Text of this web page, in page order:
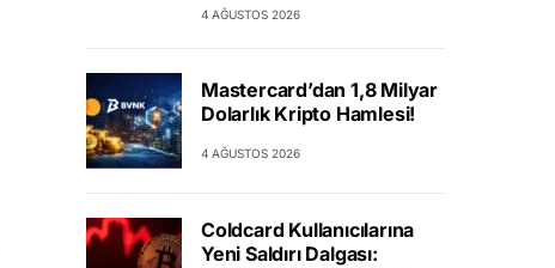
4 AĞUSTOS 2026
Mastercard’dan 1,8 Milyar
Dolarlık Kripto Hamlesi!
4 AĞUSTOS 2026
Coldcard Kullanıcılarına
Yeni Saldırı Dalgası: